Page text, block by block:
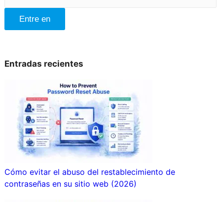
Entradas recientes
Cómo evitar el abuso del restablecimiento de
contraseñas en su sitio web (2026)